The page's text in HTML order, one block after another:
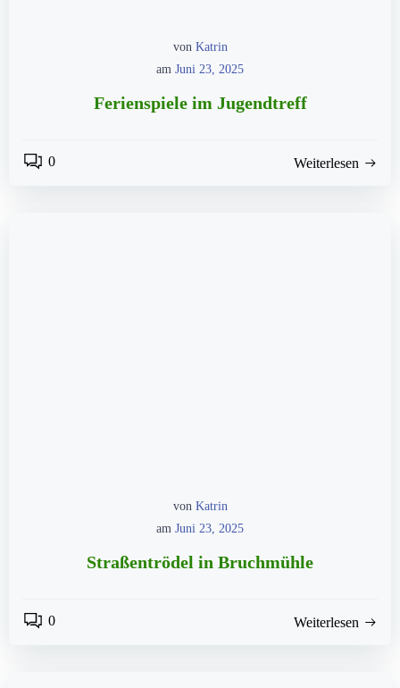
von Katrin
am Juni 23, 2025
Ferienspiele im Jugendtreff
0 Weiterlesen
von Katrin
am Juni 23, 2025
Straßentrödel in Bruchmühle
0 Weiterlesen